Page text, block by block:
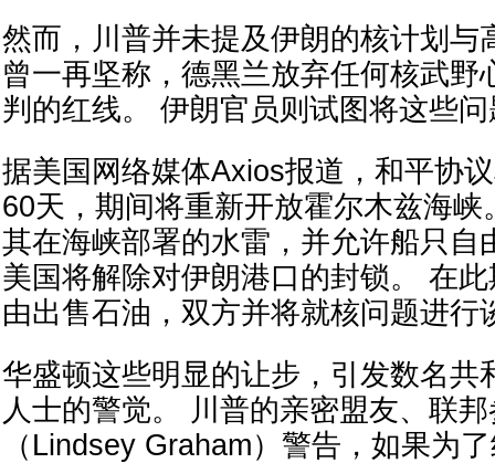
然而，川普并未提及伊朗的核计划与
曾一再坚称，德黑兰放弃任何核武野
判的红线。 伊朗官员则试图将这些
据美国网络媒体Axios报道，和平协
60天，期间将重新开放霍尔木兹海
其在海峡部署的水雷，并允许船只自
美国将解除对伊朗港口的封锁。 在
由出售石油，双方并将就核问题进行
华盛顿这些明显的让步，引发数名共
人士的警觉。 川普的亲密盟友、联
（Lindsey Graham）警告，如果为